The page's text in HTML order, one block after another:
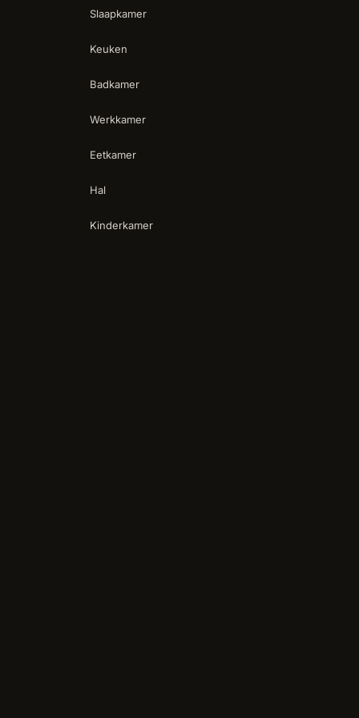
Slaapkamer
Keuken
Badkamer
Werkkamer
Eetkamer
Hal
Kinderkamer